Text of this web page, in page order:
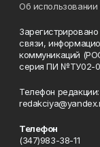
Об использовании
связи,
коммуникаций
серия ПИ №ТУ02-
Телефон
Телефон
(347)983-38-11